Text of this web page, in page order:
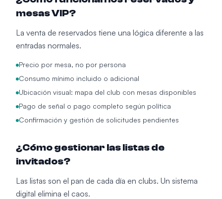
mesas VIP?
La venta de reservados tiene una lógica diferente a las
entradas normales.
Precio por mesa, no por persona
Consumo mínimo incluido o adicional
Ubicación visual: mapa del club con mesas disponibles
Pago de señal o pago completo según política
Confirmación y gestión de solicitudes pendientes
¿Cómo gestionar las listas de
invitados?
Las listas son el pan de cada día en clubs. Un sistema
digital elimina el caos.